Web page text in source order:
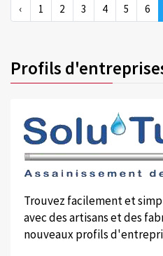
‹ 1 2 3 4 5 6
Profils
Trouvez facilement et
avec des artisans et des
nouveaux profils